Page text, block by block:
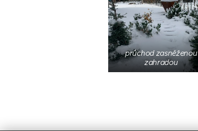
průchod zasněženou
zahradou